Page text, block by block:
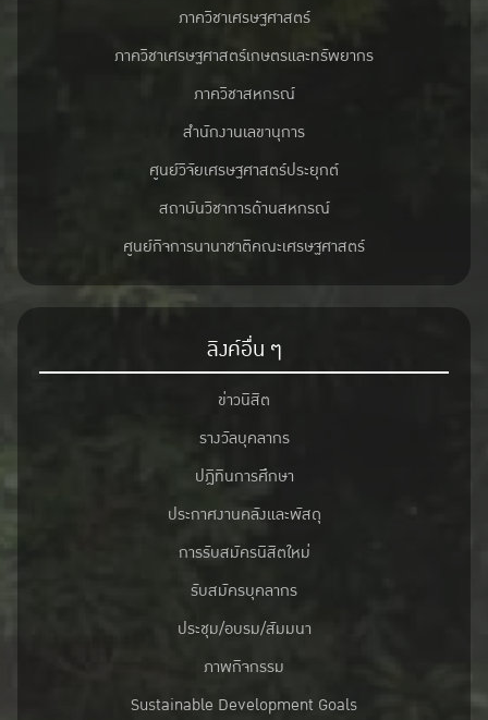
ภาควิชาเศรษฐศาสตร์
ภาควิชาเศรษฐศาสตร์เกษตรและทรัพยากร
ภาควิชาสหกรณ์
สำนักงานเลขานุการ
ศูนย์วิจัยเศรษฐศาสตร์ประยุกต์
สถาบันวิชาการด้านสหกรณ์
ศูนย์กิจการนานาชาติคณะเศรษฐศาสตร์
ลิงค์อื่น ๆ
ข่าวนิสิต
รางวัลบุคลากร
ปฎิทินการศึกษา
ประกาศงานคลังและพัสดุ
การรับสมัครนิสิตใหม่
รับสมัครบุคลากร
ประชุม/อบรม/สัมมนา
ภาพกิจกรรม
Sustainable Development Goals